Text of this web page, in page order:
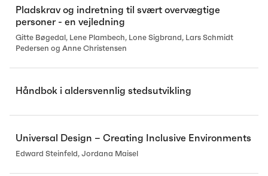
Pladskrav og indretning til svært overvægtige
personer - en vejledning
Gitte Bøgedal, Lene Plambech, Lone Sigbrand, Lars Schmidt
Pedersen og Anne Christensen
Håndbok i aldersvennlig stedsutvikling
Universal Design – Creating Inclusive Environments
Edward Steinfeld, Jordana Maisel